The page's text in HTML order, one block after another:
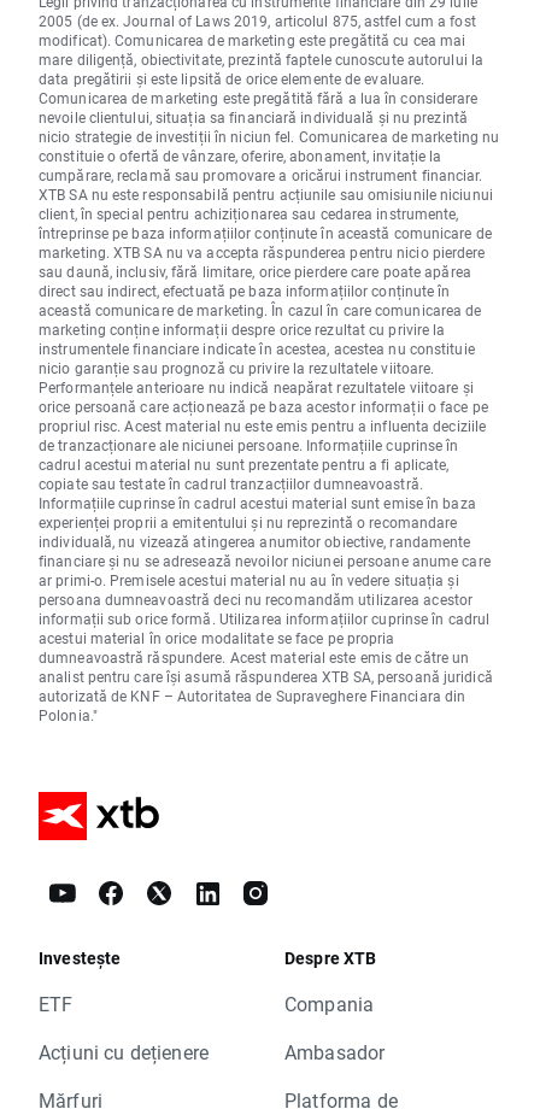
2005 (de ex. Journal of Laws 2019, articolul 875, astfel cum a fost
modificat). Comunicarea de marketing este pregătită cu cea mai
mare diligență, obiectivitate, prezintă faptele cunoscute autorului la
data pregătirii și este lipsită de orice elemente de evaluare.
Comunicarea de marketing este pregătită fără a lua în considerare
nevoile clientului, situația sa financiară individuală și nu prezintă
nicio strategie de investiții în niciun fel. Comunicarea de marketing nu
constituie o ofertă de vânzare, oferire, abonament, invitație la
cumpărare, reclamă sau promovare a oricărui instrument financiar.
XTB SA nu este responsabilă pentru acțiunile sau omisiunile niciunui
client, în special pentru achiziționarea sau cedarea instrumente,
întreprinse pe baza informațiilor conținute în această comunicare de
marketing. XTB SA nu va accepta răspunderea pentru nicio pierdere
sau daună, inclusiv, fără limitare, orice pierdere care poate apărea
direct sau indirect, efectuată pe baza informațiilor conținute în
această comunicare de marketing. În cazul în care comunicarea de
marketing conține informații despre orice rezultat cu privire la
instrumentele financiare indicate în acestea, acestea nu constituie
nicio garanție sau prognoză cu privire la rezultatele viitoare.
Performanțele anterioare nu indică neapărat rezultatele viitoare și
orice persoană care acționează pe baza acestor informații o face pe
propriul risc. Acest material nu este emis pentru a influenta deciziile
de tranzacționare ale niciunei persoane. Informațiile cuprinse în
cadrul acestui material nu sunt prezentate pentru a fi aplicate,
copiate sau testate în cadrul tranzacțiilor dumneavoastră.
Informațiile cuprinse în cadrul acestui material sunt emise în baza
experienței proprii a emitentului și nu reprezintă o recomandare
individuală, nu vizează atingerea anumitor obiective, randamente
financiare și nu se adresează nevoilor niciunei persoane anume care
ar primi-o. Premisele acestui material nu au în vedere situația și
persoana dumneavoastră deci nu recomandăm utilizarea acestor
informații sub orice formă. Utilizarea informațiilor cuprinse în cadrul
acestui material în orice modalitate se face pe propria
dumneavoastră răspundere. Acest material este emis de către un
analist pentru care își asumă răspunderea XTB SA, persoană juridică
autorizată de KNF – Autoritatea de Supraveghere Financiara din
Polonia."
Investește
ETF
Acțiuni cu dețienere
Mărfuri
Despre XTB
Compania
Ambasador
Platforma de